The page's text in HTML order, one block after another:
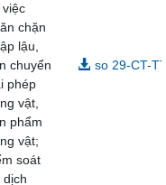
việc
chặn
lậu,
chuyển
phép
vật,
phẩm
vật;
soát
dịch
so 29-CT-